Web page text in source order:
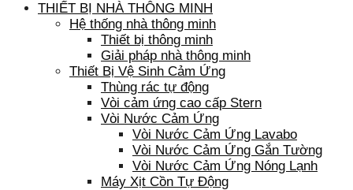
THIẾT BỊ NHÀ THÔNG MINH
Hệ thống nhà thông minh
Thiết bị thông minh
Giải pháp nhà thông minh
Thiết Bị Vệ Sinh Cảm Ứng
Thùng rác tự động
Vòi cảm ứng cao cấp Stern
Vòi Nước Cảm Ứng
Vòi Nước Cảm Ứng Lavabo
Vòi Nước Cảm Ứng Gắn Tường
Vòi Nước Cảm Ứng Nóng Lạnh
Máy Xịt Cồn Tự Động